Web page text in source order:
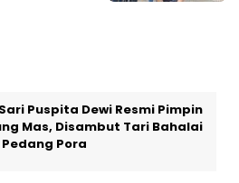
Puspita Dewi Resmi Pimpin
Mas, Disambut Tari Bahalai
Pora